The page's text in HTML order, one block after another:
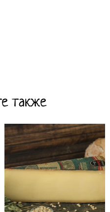
также